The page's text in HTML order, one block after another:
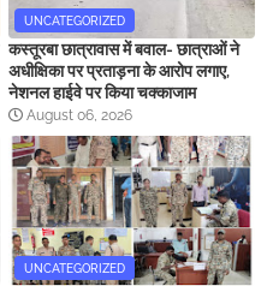
UNCATEGORIZED
कस्तूरबा छात्रावास में बवाल- छात्राओं ने
अधीक्षिका पर प्रताड़ना के आरोप लगाए,
नेशनल हाईवे पर किया चक्काजाम
August 06, 2026
UNCATEGORIZED